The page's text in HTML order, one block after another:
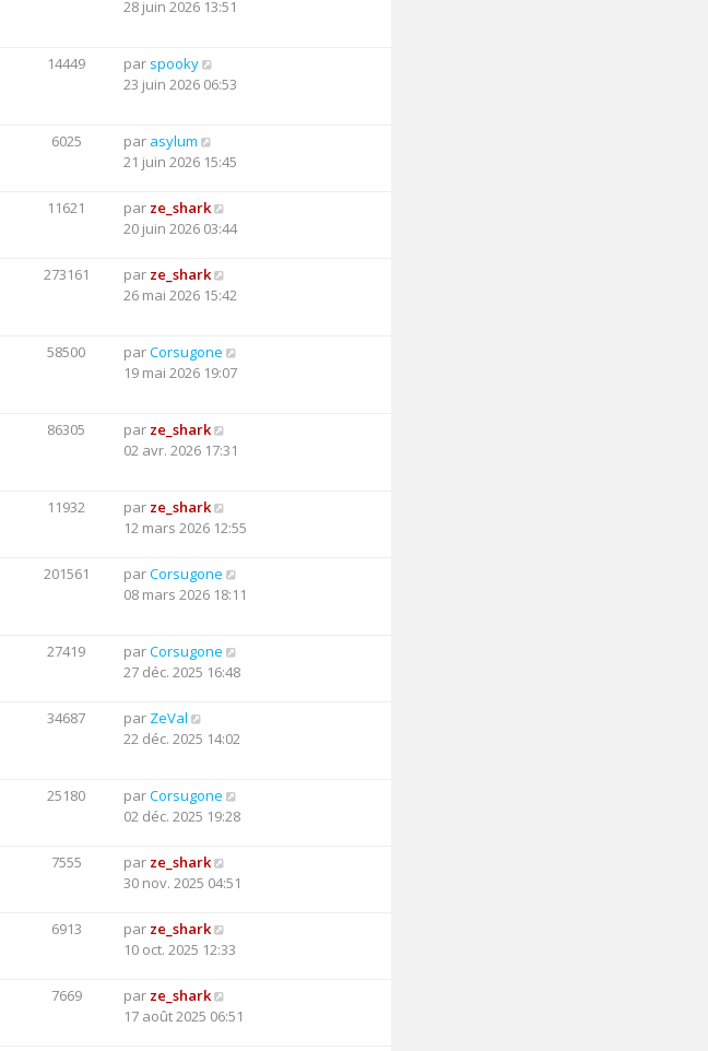
28 juin 2026 13:51
14449 par spooky
23 juin 2026 06:53
6025 par asylum
21 juin 2026 15:45
11621 par ze_shark
20 juin 2026 03:44
273161 par ze_shark
26 mai 2026 15:42
58500 parCorsugone
19 mai 2026 19:07
86305 par ze_shark
02 avr. 2026 17:31
11932 par ze_shark
12 mars 2026 12:55
201561 parCorsugone
08 mars 2026 18:11
27419 parCorsugone
27 déc. 2025 16:48
34687 par ZeVal
22 déc. 2025 14:02
25180 parCorsugone
02 déc. 2025 19:28
7555 par ze_shark
30 nov. 2025 04:51
6913 par ze_shark
10 oct. 2025 12:33
7669 par ze_shark
17 août 2025 06:51